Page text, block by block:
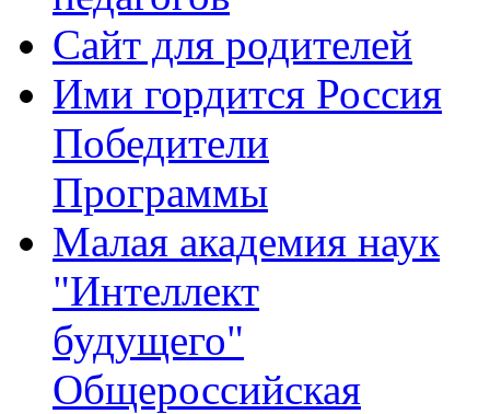
Сайт для родителей
Ими гордится Россия
Победители
Программы
Малая академия наук
"Интеллект
будущего"
Общероссийская